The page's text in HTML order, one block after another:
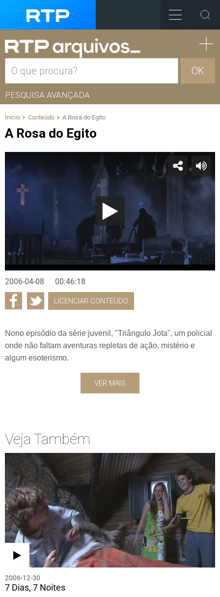
OK
PESQUISA AVANÇADA
Início Conteúdo A Rosa do Egito
A Rosa do Egito
2006-04-08 00:46:18
LICENCIAR CONTEÚDO
Nono episódio da série juvenil, "Triângulo Jota", um policial
onde não faltam aventuras repletas de ação, mistério e
algum esoterismo.
VER MAIS
Veja Também
2006-12-30
7 Dias, 7 Noites